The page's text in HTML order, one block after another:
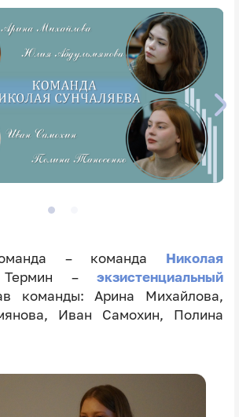
– команда Николая
–
экзистенциальный
команды: Арина Михайлова,
Иван Самохин, Полина